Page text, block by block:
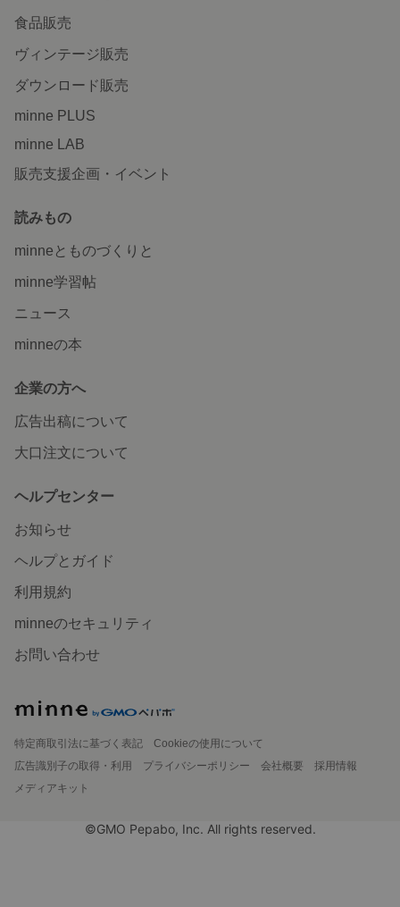
食品販売
ヴィンテージ販売
ダウンロード販売
minne PLUS
minne LAB
販売支援企画・イベント
読みもの
minneとものづくりと
minne学習帖
ニュース
minneの本
企業の方へ
広告出稿について
大口注文について
ヘルプセンター
お知らせ
ヘルプとガイド
利用規約
minneのセキュリティ
お問い合わせ
特定商取引法に基づく表記
Cookieの使用について
広告識別子の取得・利用
プライバシーポリシー 会社概要
採用情報
メディアキット
©GMO Pepabo, Inc. All rights reserved.